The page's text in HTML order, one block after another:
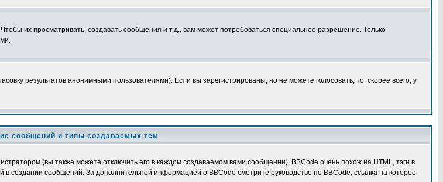
их просматривать, создавать сообщения и т.д., вам может потребоваться специальное разрешение. Только
результатов анонимными пользователями). Если вы зарегистрированы, но не можете голосовать, то, скорее всего, у
сообщений и типы создаваемых тем
(вы также можете отключить его в каждом создаваемом вами сообщении). BBCode очень похож на HTML, тэги в
создании сообщений. За дополнительной информацией о BBCode смотрите руководство по BBCode, ссылка на которое